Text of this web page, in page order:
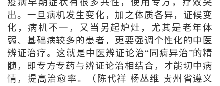
疫病早期症状有很多共性，使用专方，疗效突
出。一旦病机发生变化，加之体质各异，证候变
化，病机不一，又当另起炉灶，尤其是老年体
弱、基础病较多的患者，更要强调个性化的中医
辨证治疗。这就是中医辨证论治“同病异治”的精
髓，即专方专药与辨证论治相结合，才能切中病
情，提高治愈率。（陈代祥 杨丛维 贵州省遵义